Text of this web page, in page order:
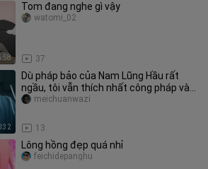
Tom đang nghe gì vậy
37
watomi_02
Dù pháp bảo của Nam Lũng Hầu rất
ngầu, tôi vẫn thích nhất công pháp và
pháp bảo của Thanh Dị
13
meichuanwazi
Lông hồng đẹp quá nhỉ
feichidepanghu